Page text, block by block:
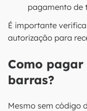
pagamento de
É importante
autorização para
Como pagar
barras?
Mesmo sem código